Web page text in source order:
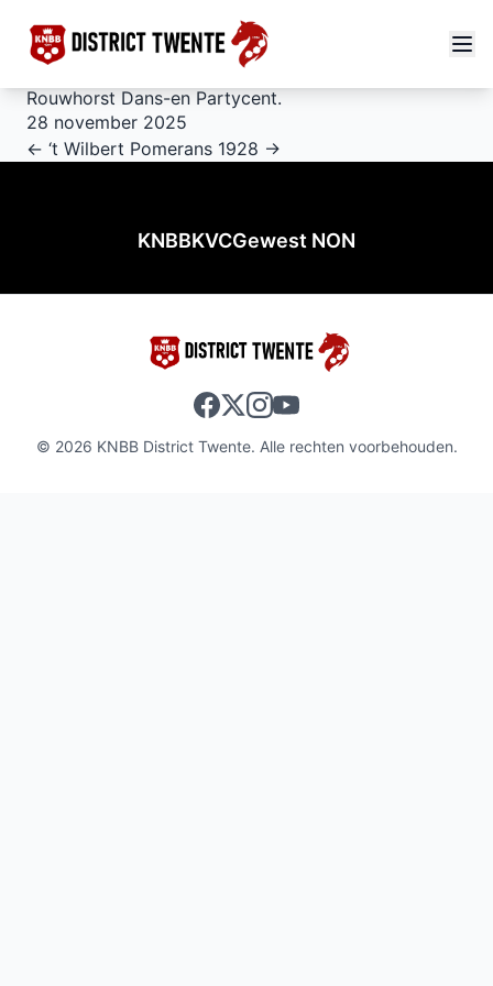
Rouwhorst Dans-en Partycent.
28 november 2025
← ‘t Wilbert Pomerans 1928 →
KNBBKVCGewest NON
© 2026 KNBB District Twente. Alle rechten voorbehouden.